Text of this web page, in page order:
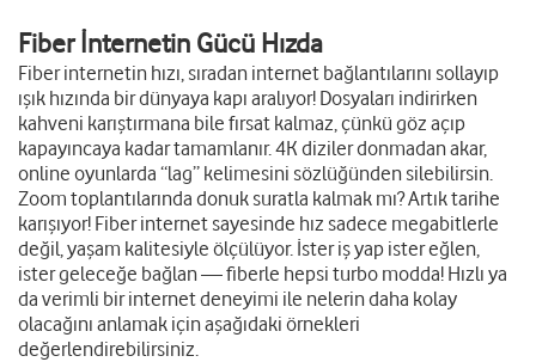
Fiber İnternetin Gücü Hızda
Fiber internetin hızı, sıradan internet bağlantılarını sollayıp
ışık hızında bir dünyaya kapı aralıyor! Dosyaları indirirken
kahveni karıştırmana bile fırsat kalmaz, çünkü göz açıp
kapayıncaya kadar tamamlanır. 4K diziler donmadan akar,
online oyunlarda “lag” kelimesini sözlüğünden silebilirsin.
Zoom toplantılarında donuk suratla kalmak mı? Artık tarihe
karışıyor! Fiber internet sayesinde hız sadece megabitlerle
değil, yaşam kalitesiyle ölçülüyor. İster iş yap ister eğlen,
ister geleceğe bağlan — fiberle hepsi turbo modda! Hızlı ya
da verimli bir internet deneyimi ile nelerin daha kolay
olacağını anlamak için aşağıdaki örnekleri
değerlendirebilirsiniz.